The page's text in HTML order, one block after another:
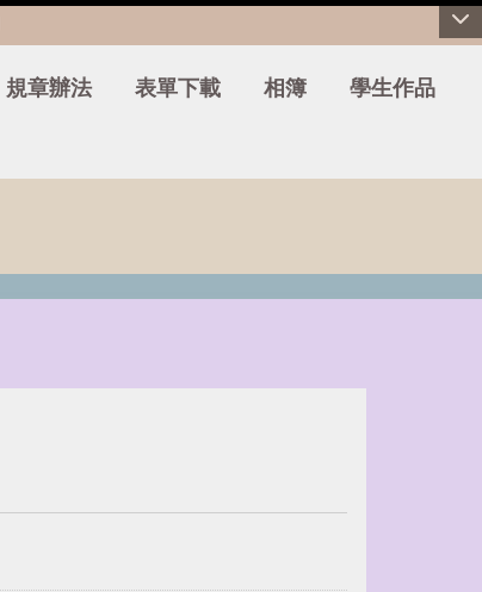
規章辦法 表單下載 相簿
學生作品